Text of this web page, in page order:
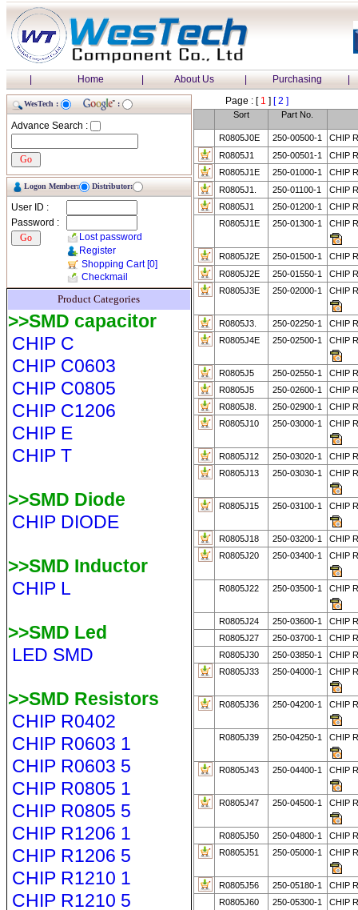
| Home | About Us | Purchasing |
WesTech : :
Advance Search :
Logon Member: Distributor:
User ID :
Password :
Lost password
Register
Shopping Cart[0]
Checkmail
Product Categories
>>SMD capacitor
CHIP C
CHIP C0603
CHIP C0805
CHIP C1206
CHIP E
CHIP T
>>SMD Diode
CHIP DIODE
>>SMD Inductor
CHIP L
>>SMD Led
LED SMD
>>SMD Resistors
CHIP R0402
CHIP R0603 1
CHIP R0603 5
CHIP R0805 1
CHIP R0805 5
CHIP R1206 1
CHIP R1206 5
CHIP R1210 1
CHIP R1210 5
Page : [1 ] [ 2 ]
Sort Part No.
R0805J0E 250-00500-1
CHIP
R0805J1
250-00501-1
CHIP
R0805J1E
250-01000-1
CHIP
R0805J1.
250-01100-1
CHIP
R0805J1
250-01200-1
CHIP
R0805J1E
250-01300-1 CHIP
R0805J2E 250-01500-1
CHIP
R0805J2E
250-01550-1
CHIP
R0805J3E
250-02000-1 CHIP
R0805J3. 250-02250-1
CHIP
R0805J4E
250-02500-1 CHIP
R0805J5 250-02550-1
CHIP
R0805J5
250-02600-1
CHIP
R0805J8.
250-02900-1
CHIP
R0805J10
250-03000-1 CHIP
R0805J12 250-03020-1
CHIP
R0805J13
250-03030-1 CHIP
R0805J15 250-03100-1 CHIP
R0805J18 250-03200-1
CHIP
R0805J20
250-03400-1 CHIP
R0805J22 250-03500-1 CHIP
R0805J24 250-03600-1
CHIP
R0805J27
250-03700-1
CHIP
R0805J30
250-03850-1
CHIP
R0805J33
250-04000-1 CHIP
R0805J36 250-04200-1 CHIP
R0805J39 250-04250-1 CHIP
R0805J43 250-04400-1 CHIP
R0805J47 250-04500-1 CHIP
R0805J50 250-04800-1
CHIP
R0805J51
250-05000-1 CHIP
R0805J56 250-05180-1
CHIP
R0805J60
250-05300-1
CHIP